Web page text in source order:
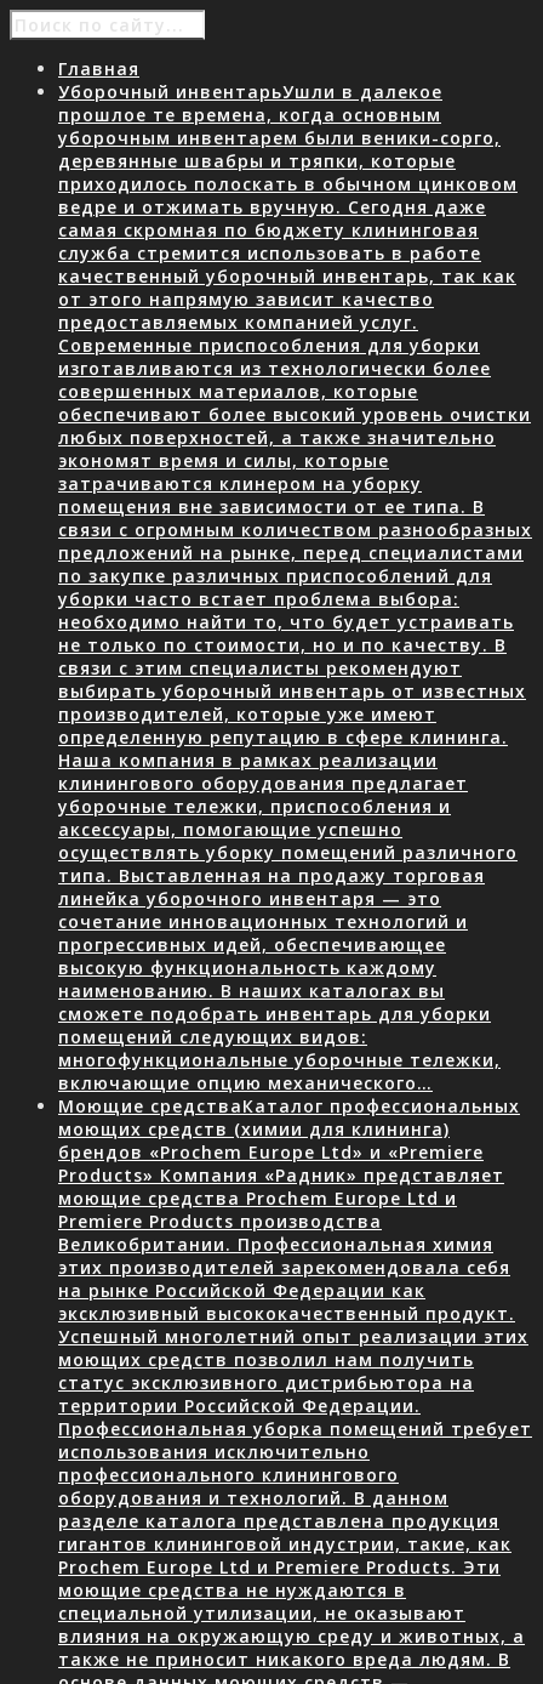
Главная
Уборочный инвентарьУшли в далекое
прошлое те времена, когда основным
уборочным инвентарем были веники-сорго,
деревянные швабры и тряпки, которые
приходилось полоскать в обычном цинковом
ведре и отжимать вручную. Сегодня даже
самая скромная по бюджету клининговая
служба стремится использовать в работе
качественный уборочный инвентарь, так как
от этого напрямую зависит качество
предоставляемых компанией услуг.
Современные приспособления для уборки
изготавливаются из технологически более
совершенных материалов, которые
обеспечивают более высокий уровень очистки
любых поверхностей, а также значительно
экономят время и силы, которые
затрачиваются клинером на уборку
помещения вне зависимости от ее типа. В
связи с огромным количеством разнообразных
предложений на рынке, перед специалистами
по закупке различных приспособлений для
уборки часто встает проблема выбора:
необходимо найти то, что будет устраивать
не только по стоимости, но и по качеству. В
связи с этим специалисты рекомендуют
выбирать уборочный инвентарь от известных
производителей, которые уже имеют
определенную репутацию в сфере клининга.
Наша компания в рамках реализации
клинингового оборудования предлагает
уборочные тележки, приспособления и
аксессуары, помогающие успешно
осуществлять уборку помещений различного
типа. Выставленная на продажу торговая
линейка уборочного инвентаря — это
сочетание инновационных технологий и
прогрессивных идей, обеспечивающее
высокую функциональность каждому
наименованию. В наших каталогах вы
сможете подобрать инвентарь для уборки
помещений следующих видов:
многофункциональные уборочные тележки,
включающие опцию механического…
Моющие средстваКаталог профессиональных
моющих средств (химии для клининга)
брендов «Prochem Europe Ltd» и «Premiere
Products» Компания «Радник» представляет
моющие средства Prochem Europe Ltd и
Premiere Products производства
Великобритании. Профессиональная химия
этих производителей зарекомендовала себя
на рынке Российской Федерации как
эксклюзивный высококачественный продукт.
Успешный многолетний опыт реализации этих
моющих средств позволил нам получить
статус эксклюзивного дистрибьютора на
территории Российской Федерации.
Профессиональная уборка помещений требует
использования исключительно
профессионального клинингового
оборудования и технологий. В данном
разделе каталога представлена продукция
гигантов клининговой индустрии, такие, как
Prochem Europe Ltd и Premiere Products. Эти
моющие средства не нуждаются в
специальной утилизации, не оказывают
влияния на окружающую среду и животных, а
также не приносит никакого вреда людям. В